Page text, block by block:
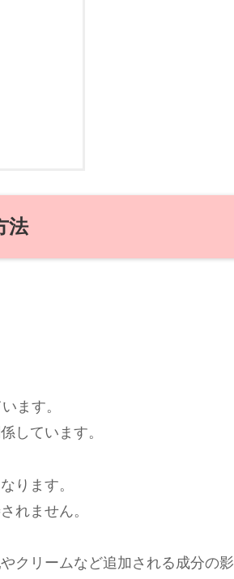
法
ます。
しています。
ります。
れません。
クリームなど追加される成分の影